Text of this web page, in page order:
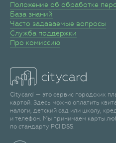
Положение об обработке
База знаний
Часто задаваемые вопросы
Служба поддержки
Про комиссию
Citycard — это сервис городских
картой. Здесь можно оплатить
налоги, детский сад или школу,
и телефон. Мы принимаем карты
по стандарту PCI DSS.